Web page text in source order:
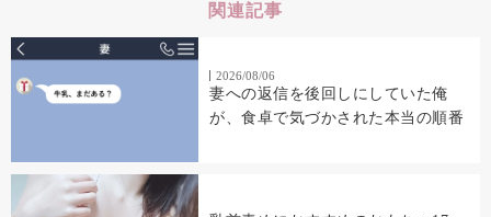
関連記事
2026/08/06
妻への返信を後回しにしていた俺
が、食卓で気づかされた本当の順番